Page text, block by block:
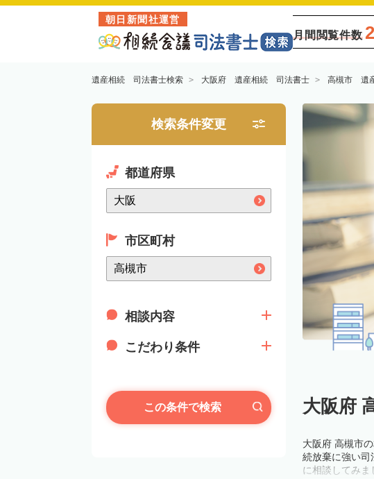
朝日新聞社運営
月間閲覧件数
遺産相続 司法書士検索 大阪府 遺産相続 司法書士 高槻市 遺
検索条件変更
都道府県
市区町村
相談内容
こだわり条件
この条件で検索 大阪府
大阪府 高槻市
続放棄に強い司
に相談してみま